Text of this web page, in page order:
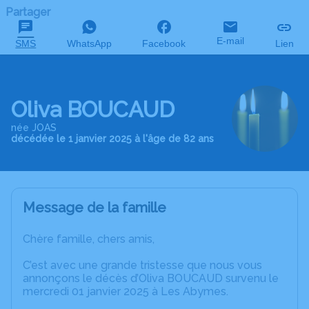
Partager
SMS WhatsApp Facebook E-mail Lien
Oliva BOUCAUD
née JOAS
décédée le 1 janvier 2025 à l'âge de 82 ans
Message de la famille
Chère famille, chers amis,
C’est avec une grande tristesse que nous vous
annonçons le décès d’Oliva BOUCAUD survenu le
mercredi 01 janvier 2025 à Les Abymes.